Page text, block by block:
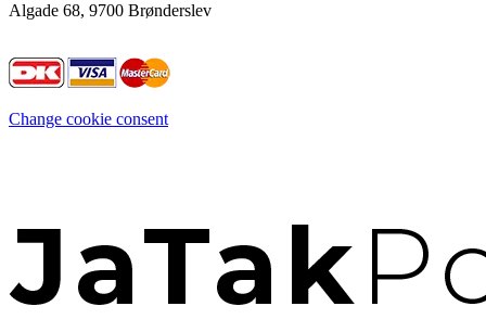
Algade 68, 9700 Brønderslev
Change cookie consent